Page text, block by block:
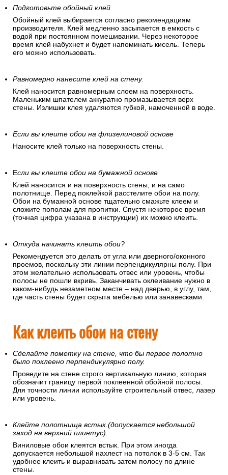
Подготовьте обойный клей
Обойный клей выбирается согласно рекомендациям
производителя. Клей медленно засыпается в емкость с
водой при постоянном помешивании. Через некоторое
время клей набухнет и будет напоминать кисель. Теперь
его можно использовать.
Равномерно нанесите клей на стену.
Клей наносится равномерным слоем на поверхность.
Маленьким шпателем аккуратно промазывается верх
стены. Излишки клея удаляются губкой, намоченной в воде.
Если вы клеите обои на флизелиновой основе
Наносите клей только на поверхность стены.
Если вы клеите обои на бумажной основе
Клей наносится и на поверхность стены, и на само
полотнище. Перед поклейкой расстелите обои на полу.
Обои на бумажной основе тщательно смажьте клеем и
сложите пополам для пропитки. Спустя некоторое время
(точная цифра указана в инструкции) их можно клеить.
Откуда начинать клеить обои?
Рекомендуется это делать от угла или дверного/оконного
проемов, поскольку эти линии перпендикулярны полу. При
этом желательно использовать отвес или уровень, чтобы
полосы не пошли вкривь. Заканчивать оклеивание нужно в
каком-нибудь незаметном месте – над дверью, в углу, там,
где часть стены будет скрыта мебелью или занавесками.
Как клеить обои на стену
Сделайте пометку на стене, что бы первое полотно
было поклеено перпендикулярно полу.
Проведите на стене строго вертикальную линию, которая
обозначит границу первой поклеенной обойной полосы.
Для точности линии используйте строительный отвес, лазер
или уровень.
Клейте полотнища встык.(допускается небольшой
заход на верхний плинтус).
Виниловые обои клеятся встык. При этом иногда
допускается небольшой нахлест на потолок в 3-5 см. Так
удобнее клеить и выравнивать затем полосу по длине
стены.